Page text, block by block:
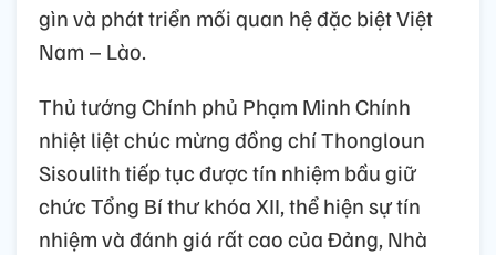
gìn và phát triển mối quan hệ đặc biệt Việt
Nam – Lào.
Thủ tướng Chính phủ Phạm Minh Chính
nhiệt liệt chúc mừng đồng chí Thongloun
Sisoulith tiếp tục được tín nhiệm bầu giữ
chức Tổng Bí thư khóa XII, thể hiện sự tín
nhiệm và đánh giá rất cao của Đảng, Nhà